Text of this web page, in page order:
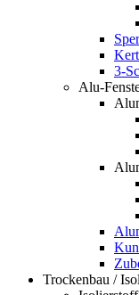
3-
Alu-
Trockenbau /